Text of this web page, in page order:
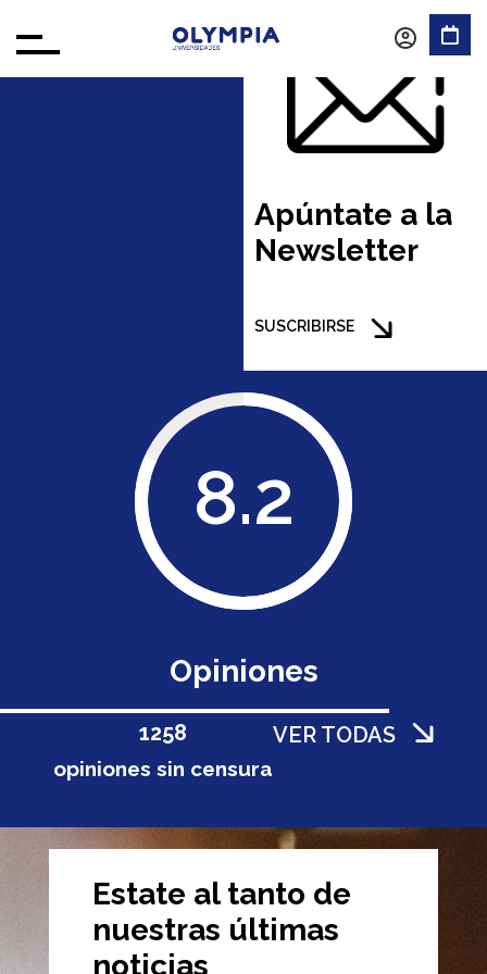
Apúntate a la
Newsletter
SUSCRIBIRSE
8.2
Opiniones
opiniones sin censura
1258 VER TODAS
Estate al tanto de
nuestras últimas
noticias